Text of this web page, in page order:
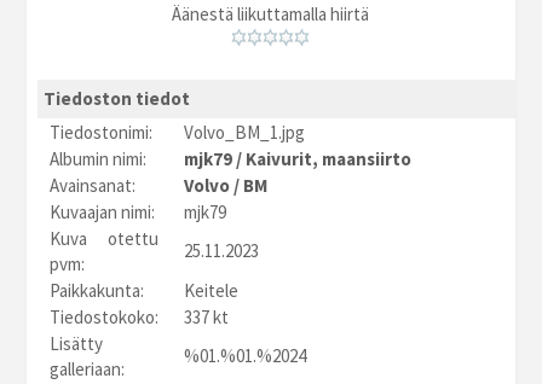
Äänestä liikuttamalla hiirtä
Tiedoston tiedot
Tiedostonimi:
Volvo_BM_1.jpg
Albumin nimi:
mjk79 / Kaivurit, maansiirto
Avainsanat:
Volvo / BM
Kuvaajan nimi:
mjk79
Kuva otettu
pvm:
25.11.2023
Paikkakunta:
Keitele
Tiedostokoko:
337 kt
Lisätty
galleriaan:
%01.%01.%2024